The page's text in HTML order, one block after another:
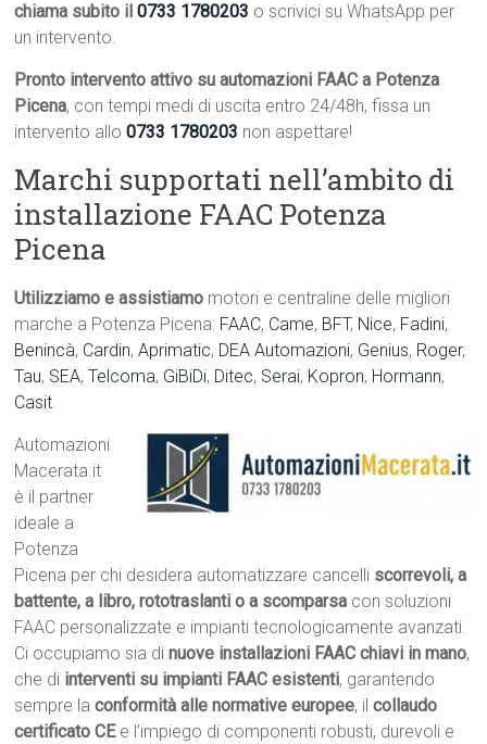
chiama subito il0733 1780203 o scrivici su WhatsApp per
un intervento.
Pronto intervento attivo su automazioni FAAC a Potenza
Picena, con tempi medi di uscita entro 24/48h, fissa un
intervento allo0733 1780203 non aspettare!
Marchi supportati nell’ambito di
installazione FAAC Potenza
Picena
Utilizziamo e assistiamo motori e centraline delle migliori
marche a Potenza Picena: FAAC, Came, BFT, Nice, Fadini,
Benincà, Cardin,Aprimatic, DEA Automazioni, Genius, Roger,
Tau, SEA,Telcoma, GiBiDi, Ditec, Serai, Kopron, Hormann,
Casit.
Automazioni
Macerata.it
è il partner
ideale a
Potenza
Picena per chi desidera automatizzare cancelli scorrevoli, a
battente, a libro, rototraslanti o a scomparsa con soluzioni
FAAC personalizzate e impianti tecnologicamente avanzati.
Ci occupiamo sia dinuove installazioni FAAC chiavi in mano,
che di interventi su impianti FAAC esistenti, garantendo
sempre laconformità alle normative europee, ilcollaudo
certificato CEe l’impiego di componenti robusti, durevoli e